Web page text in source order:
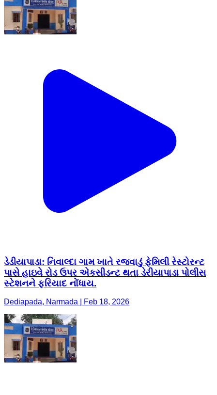
ડેડીયાપાડા: નિવાલ્દા ગામ ખાતે રજવાડું ફેમિલી રેસ્ટોરન્ટ
પાસે હાઇવે રોડ ઉપર એકસીડન્ટ થતા ડેરીયાપાડા પોલીસ
સ્ટેશનને ફરિયાદ નોંધાય.
Dediapada, Narmada | Feb 18, 2026